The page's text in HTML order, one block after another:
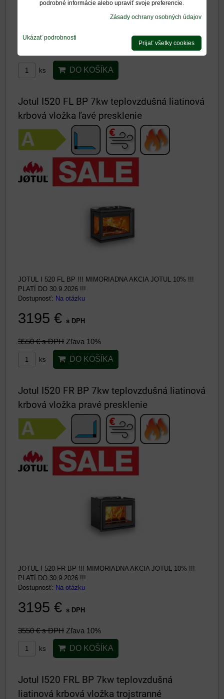
ks DO KOŠÍKA
Jotul I520 FL BP 7kw teplovzdušná liatinová
krbová vložka ľavé presklenie
JOTUL I 520 FL BP !!! MIMORIADNA AKCIA JOTUL 10% !!!
PLATÍ DO 30.9.2026 !!!
Dostupnosť: Na otázku
3195 € s DPH
3550 €s DPH Zľava 10%
ks DO KOŠÍKA
Jotul I520 FR BP 7kw teplovzdušná liatinová
krbová vložka pravé presklenie
JOTUL I 520 FR BP !!! MIMORIADNA AKCIA JOTUL 10% !!!
PLATÍ DO 30.9.2026 !!!
Dostupnosť: Na otázku
3195 € s DPH
3550 €s DPH Zľava 10%
ks DO KOŠÍKA
Jotul I520 FRL BP 7kw teplovzdušná
liatinová krbová vložka trojstranné
podrobné informácie alebo upraviť svoje preferencie.
Zásady ochrany osobných údajov
Ukázať podrobnosti
Prijať všetky cookies